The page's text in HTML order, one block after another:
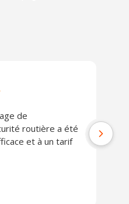
de
routière a été
et à un tarif